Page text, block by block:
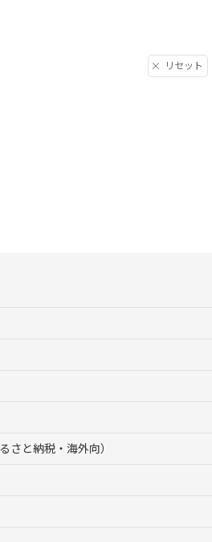
リセット
さと納税・海外向）